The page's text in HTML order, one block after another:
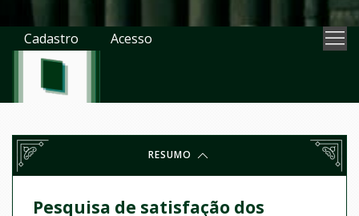
Cadastro Acesso
RESUMO
Pesquisa de satisfação dos